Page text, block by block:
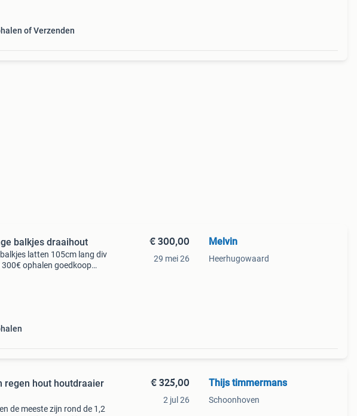
of Verzenden
balkjes draaihout
latten 105cm lang div
ophalen goedkoop
€ 300,00
29 mei 26
Melvin
Heerhugowaard
regen hout houtdraaier
de meeste zijn rond de 1,2
€ 325,00
2 jul 26
Thijs timmermans
Schoonhoven